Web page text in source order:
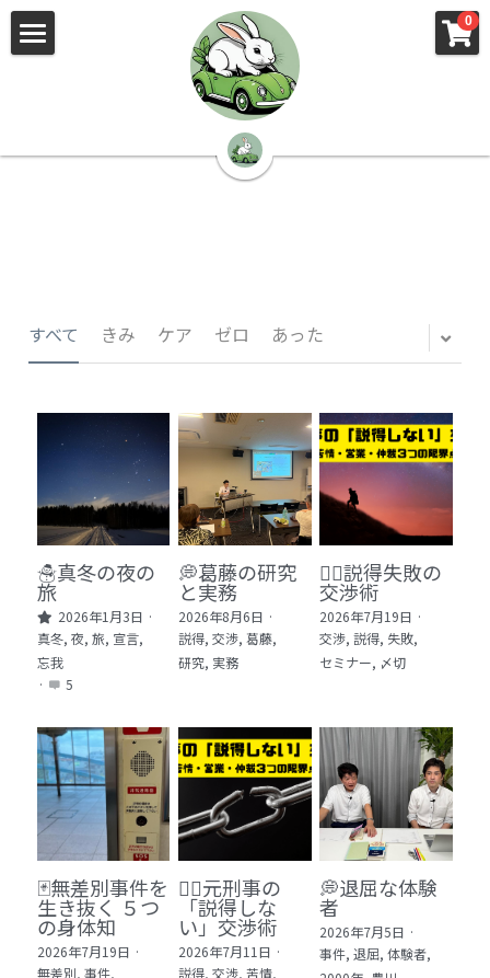
0
🌳株式会社 kibi🦉（トップ）
📰kibi log（ブログ）
🏢会社概要・プライバシーポリシー・プロフィ
📸Who am I?（プロフィール）
🏙️社員が防ぐ不正と犯罪
🙌自傷・他害・パニックは防げますか？
🏫社会福祉法人ぐらんま
🛒Learn More!（商品）
❓FAQ
📮ASK（無料読者登録 or 無料お問い合わせ）
📚 100冊の「本は飲み物」index
1 クレーム・犯罪・説得交渉 23冊
2 発達障害・精神疾患・ケア 29冊
3 身体知・非言語・情動 13冊
4 創作・芸術・神秘 30冊
ログイン/ 登録
検索
日本語
日本語
すべて きみ ケア ゼロ あった
☃️真冬の夜の
旅
2026年1月3日 ·
真冬, 夜, 旅, 宣言,
忘我
·
5
💭葛藤の研究
と実務
2026年8月6日 ·
説得, 交渉, 葛藤,
研究, 実務
🕵️‍♂️説得失敗の
交渉術
2026年7月19日 ·
交渉, 説得, 失敗,
セミナー, 〆切
🃏無差別事件を
生き抜く ５つ
の身体知
2026年7月19日 ·
無差別, 事件,
🙅‍♂️元刑事の
「説得しな
い」交渉術
2026年7月11日 ·
説得, 交渉, 苦情,
💭退屈な体験
者
2026年7月5日 ·
事件, 退屈, 体験者,
×
ストアカテゴリー
すべてのカテゴリー
×
ブログカテゴリー